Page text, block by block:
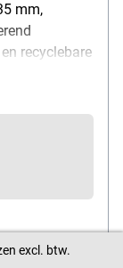
mm,
recyclebare
levertijd
excl. btw.